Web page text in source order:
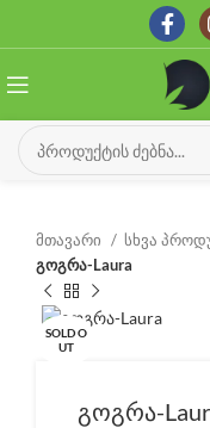
მთავარი სხვა
გოგრა-Laura
SOLD O
UT
გოგრა-